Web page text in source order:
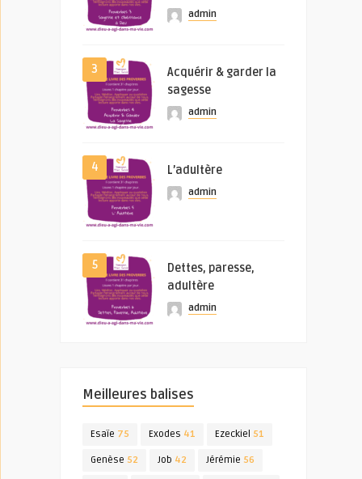
admin
3
Acquérir & garder la
sagesse
admin
4 L’adultère
admin
5
Dettes, paresse,
adultère
admin
Meilleures balises
Esaïe 75 Exodes 41 Ezeckiel 51
Genèse 52 Job 42 Jérémie 56